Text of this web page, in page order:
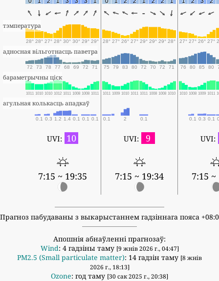
-
тэмпература
28° 28° 27° 28° 30° 30° 29° 29° 28° 27° 26° 27° 29° 29° 29° 28° 27° 27° 26° 27°
адносная вільготнасць паветра
72 73 78 77 68 69 72 71 75 79 83 80 72 70 72 71 76 80 85 80
бараметрычны ціск
1011 1010 1010 1012 1011 1008 1008 1011 1011 1009 1010 1011 1011 1008 1008 1010 1010 1008 1009 1011
агульная колькасць ападкаў
0.1 0.3 1.2 1.4 0.1 0.1 0.1 0.1 2 0.1 0.1 0.3 0.1
UVI: 10
7:15 ~ 19:35
UVI: 9
7:15 ~ 19:34
UVI:
7:15 ~
Прагноз пабудаваны з выкарыстаннем гадзіннага пояса
Апошнія абнаўленні прагнозаў:
Wind: 4 гадзіны таму [9 жнів 2026 г., 04:47]
PM2.5 (Small particulate matter): 14 гадзін таму [8 жнів
2026 г., 18:13]
Ozone: год таму [30 сак 2025 г., 20:38]